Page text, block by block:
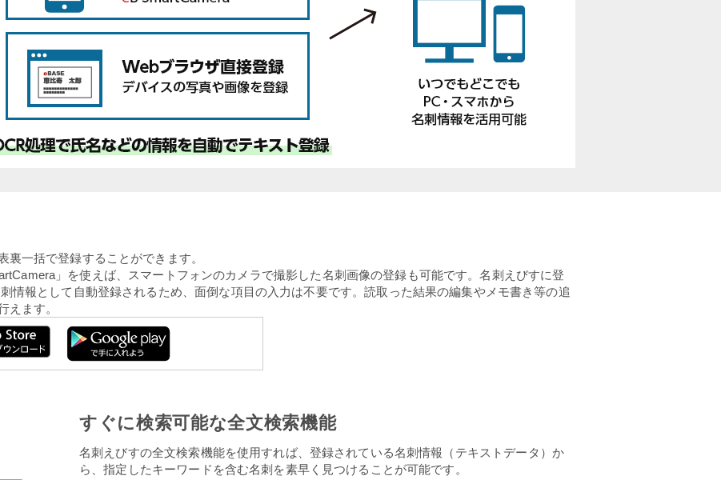
一括で登録することができます。
」を使えば、スマートフォンのカメラで撮影した名刺画像の登録も可能です。名刺えびすに登
情報として自動登録されるため、面倒な項目の入力は不要です。読取った結果の編集やメモ書き等の追
えます。
すぐに検索可能な全文検索機能
名刺えびすの全文検索機能を使用すれば、登録されている名刺情報（テキストデータ）か
ら、指定したキーワードを含む名刺を素早く見つけることが可能です。